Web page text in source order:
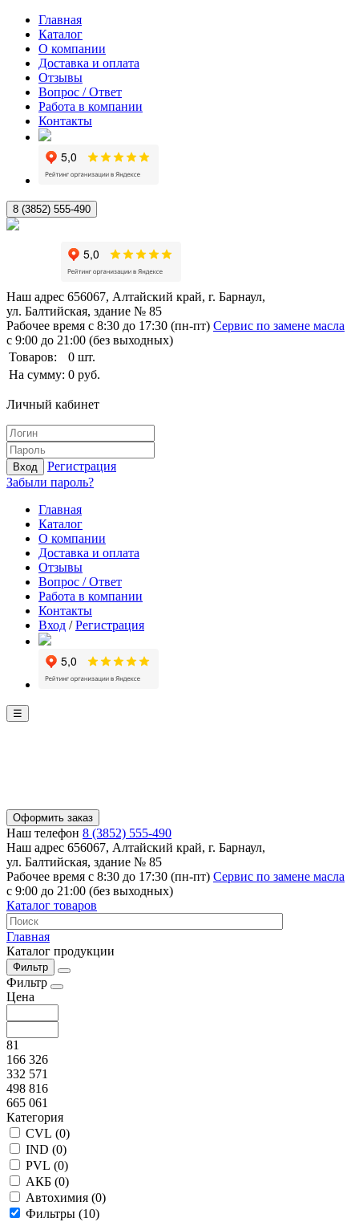
Главная
Каталог
О компании
Доставка и оплата
Отзывы
Вопрос / Ответ
Работа в компании
Контакты
8 (3852) 555-490
Наш адрес 656067, Алтайский край, г. Барнаул,
ул. Балтийская, здание № 85
Рабочее время с 8:30 до 17:30 (пн-пт) Сервис по замене масла
с 9:00 до 21:00 (без выходных)
Товаров:
0 шт.
На сумму: 0 руб.
Личный кабинет
Вход
Регистрация
Забыли пароль?
Главная
Каталог
О компании
Доставка и оплата
Отзывы
Вопрос / Ответ
Работа в компании
Контакты
Вход /Регистрация
☰
Оформить заказ
Наш телефон 8 (3852) 555-490
Наш адрес 656067, Алтайский край, г. Барнаул,
ул. Балтийская, здание № 85
Рабочее время с 8:30 до 17:30 (пн-пт) Сервис по замене масла
с 9:00 до 21:00 (без выходных)
Каталог товаров
Главная
Каталог продукции
Фильтр
Фильтр
Цена
81
166 326
332 571
498 816
665 061
Категория
CVL (0)
IND (0)
PVL (0)
АКБ (0)
Автохимия (0)
Фильтры (10)